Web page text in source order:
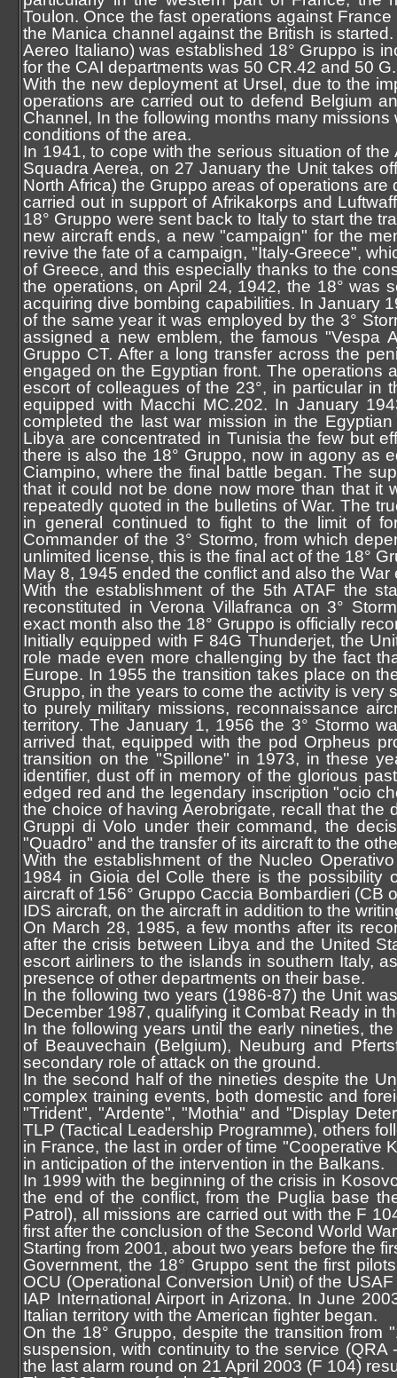
Toulon. Once the fast operations against
the Manica channel against the British is
Aereo Italiano) was established 18° Gruppo is
for the CAI departments was 50 CR.42 and 50
With the new deployment at Ursel, due to the
operations are carried out to defend Belgium
Channel, In the following months many
conditions of the area.
In 1941, to cope with the serious situation of
Squadra Aerea, on 27 January the Unit takes
North Africa) the Gruppo areas of operations
carried out in support of Afrikakorps and
18° Gruppo were sent back to Italy to start the
new aircraft ends, a new "campaign" for the
revive the fate of a campaign, "Italy-Greece",
of Greece, and this especially thanks to the
the operations, on April 24, 1942, the 18° was
acquiring dive bombing capabilities. In January
of the same year it was employed by the 3°
assigned a new emblem, the famous "Vespa
Gruppo CT. After a long transfer across the
engaged on the Egyptian front. The operations
escort of colleagues of the 23°, in particular in
equipped with Macchi MC.202. In January
completed the last war mission in the
Libya are concentrated in Tunisia the few but
there is also the 18° Gruppo, now in agony as
Ciampino, where the final battle began. The
that it could not be done now more than that it
repeatedly quoted in the bulletins of War. The
in general continued to fight to the limit of
Commander of the 3° Stormo, from which
unlimited license, this is the final act of the 18°
May 8, 1945 ended the conflict and also the
With the establishment of the 5th ATAF the
reconstituted in Verona Villafranca on 3°
exact month also the 18° Gruppo is officially
Initially equipped with F 84G Thunderjet, the
role made even more challenging by the fact
Europe. In 1955 the transition takes place on
Gruppo, in the years to come the activity is
to purely military missions, reconnaissance
territory. The January 1, 1956 the 3° Stormo
arrived that, equipped with the pod Orpheus
transition on the "Spillone" in 1973, in these
identifier, dust off in memory of the glorious
edged red and the legendary inscription "ocio
the choice of having Aerobrigate, recall that the
Gruppi di Volo under their command, the
"Quadro" and the transfer of its aircraft to the
With the establishment of the Nucleo
1984 in Gioia del Colle there is the possibility
aircraft of 156° Gruppo Caccia Bombardieri
IDS aircraft, on the aircraft in addition to the
On March 28, 1985, a few months after its
after the crisis between Libya and the United
escort airliners to the islands in southern Italy,
presence of other departments on their base.
In the following two years (1986-87) the Unit
December 1987, qualifying it Combat Ready in
In the following years until the early nineties,
of Beauvechain (Belgium), Neuburg and
secondary role of attack on the ground.
In the second half of the nineties despite the
complex training events, both domestic and
"Trident", "Ardente", "Mothia" and "Display
TLP (Tactical Leadership Programme), others
in France, the last in order of time "Cooperative
in anticipation of the intervention in the Balkans.
In 1999 with the beginning of the crisis in
the end of the conflict, from the Puglia base
Patrol), all missions are carried out with the F
first after the conclusion of the Second World
Starting from 2001, about two years before the
Government, the 18° Gruppo sent the first
OCU (Operational Conversion Unit) of the
IAP International Airport in Arizona. In June
Italian territory with the American fighter began.
On the 18° Gruppo, despite the transition
suspension, with continuity to the service
the last alarm round on 21 April 2003 (F 104)